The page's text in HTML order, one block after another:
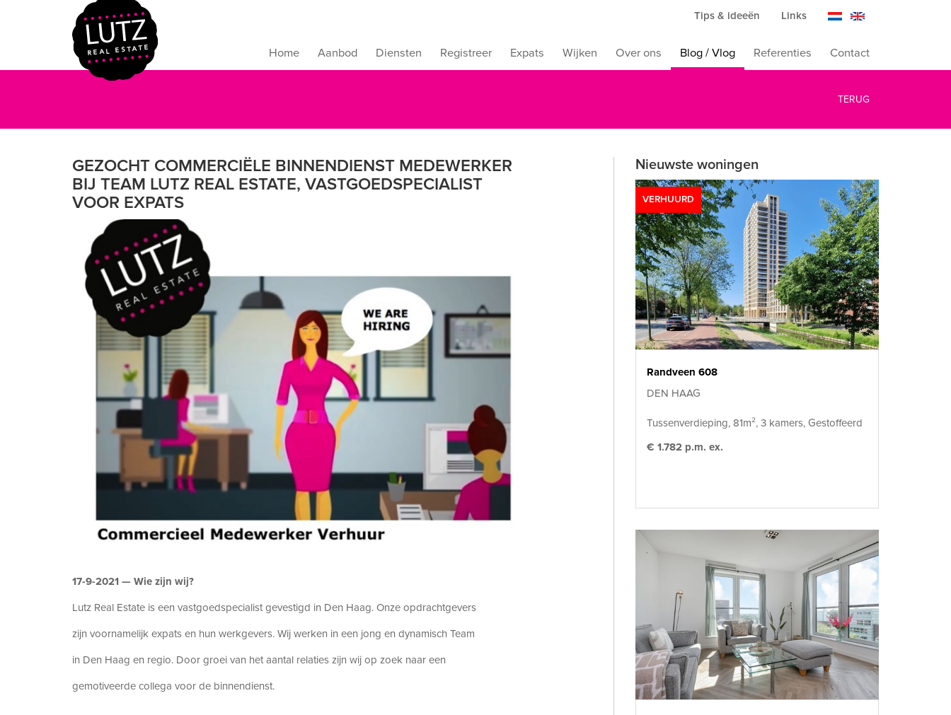
Tips & ideeën Links
Home Aanbod Diensten Registreer Expats Wijken Over ons Blog / Vlog Referenties Contact
TERUG
GEZOCHT COMMERCIËLE BINNENDIENST MEDEWERKER
BIJ TEAM LUTZ REAL ESTATE, VASTGOEDSPECIALIST
VOOR EXPATS
17-9-2021 — Wie zijn wij?
Lutz Real Estate is een vastgoedspecialist gevestigd in Den Haag. Onze opdrachtgevers
zijn voornamelijk expats en hun werkgevers. Wij werken in een jong en dynamisch Team
in Den Haag en regio. Door groei van het aantal relaties zijn wij op zoek naar een
gemotiveerde collega voor de binnendienst.
Nieuwste woningen
VERHUURD
Randveen 608
DEN HAAG
Tussenverdieping, 81m², 3 kamers, Gestoffeerd
€ 1.782 p.m. ex.